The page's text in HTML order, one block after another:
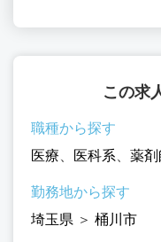
この求
職種から探す
医療
医科系 薬剤
勤務地から探す
埼玉県 ＞ 桶川市